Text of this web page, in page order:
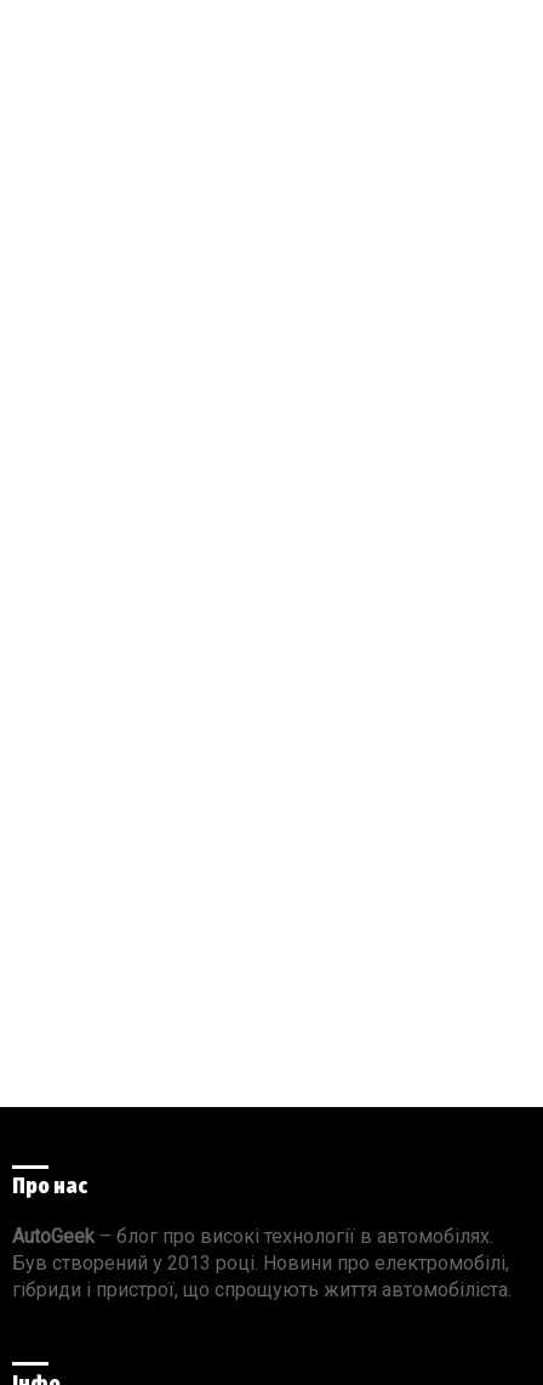
Про нас
AutoGeek– блог про високі технології в автомобілях.
Був створений у 2013 році. Новини про електромобілі,
гібриди і пристрої, що спрощують життя автомобіліста.